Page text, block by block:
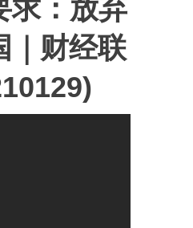
求：放弃
｜财经联